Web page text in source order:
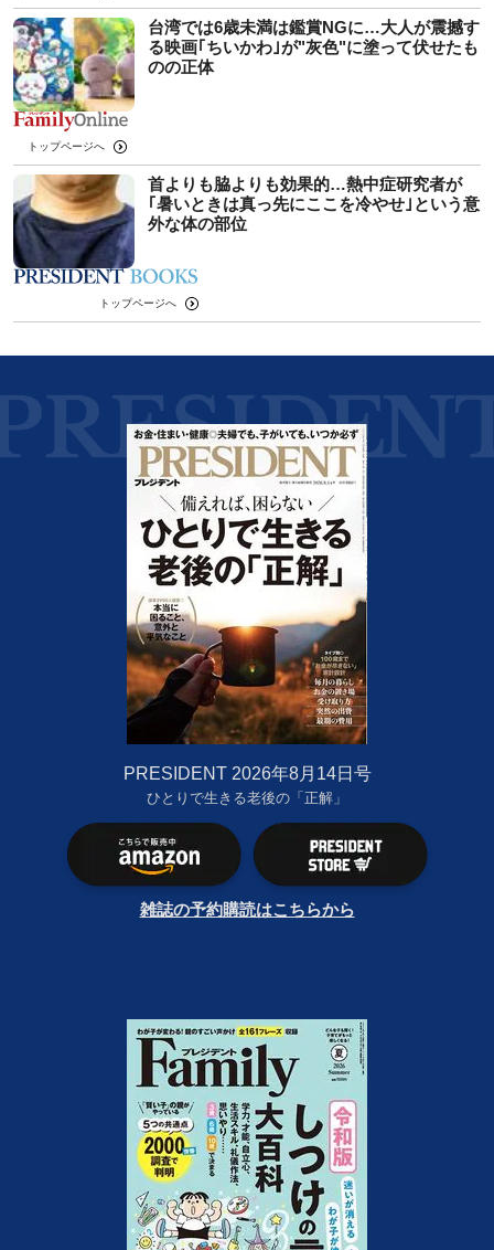
台湾では6歳未満は鑑賞NGに…大人が震撼す
る映画｢ちいかわ｣が"灰色"に塗って伏せたも
のの正体
トップページへ
首よりも脇よりも効果的…熱中症研究者が
｢暑いときは真っ先にここを冷やせ｣という意
外な体の部位
トップページへ
PRESIDENT 2026年8月14日号
ひとりで生きる老後の「正解」
雑誌の予約購読はこちらから